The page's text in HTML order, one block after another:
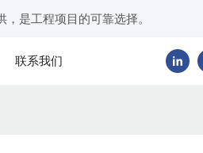
是工程项目的可靠选择。
联系我们